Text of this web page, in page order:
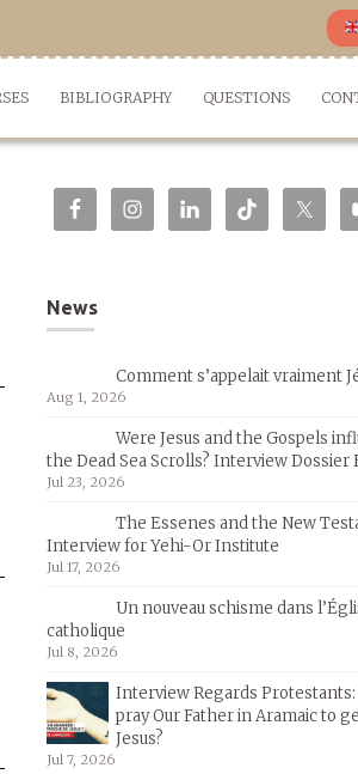
BIBLIOGRAPHY QUESTIONS
News
Comment s’appelait vraiment
Aug 1, 2026
Were Jesus and the Gospels
the Dead Sea Scrolls? Interview Dossier
Jul 23, 2026
The Essenes and the New
Interview for Yehi-Or Institute
Jul 17, 2026
Un nouveau schisme dans
catholique
Jul 8, 2026
Interview Regards Protestants:
pray Our Father in Aramaic to
Jesus?
Jul 7, 2026